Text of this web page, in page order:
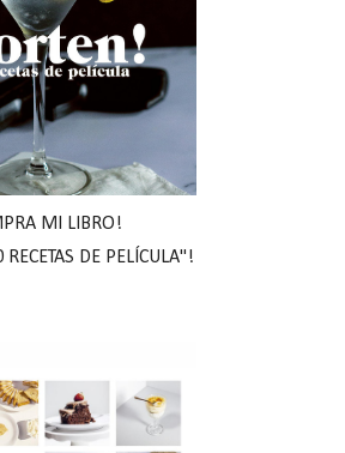
MI LIBRO!
DE PELÍCULA"!